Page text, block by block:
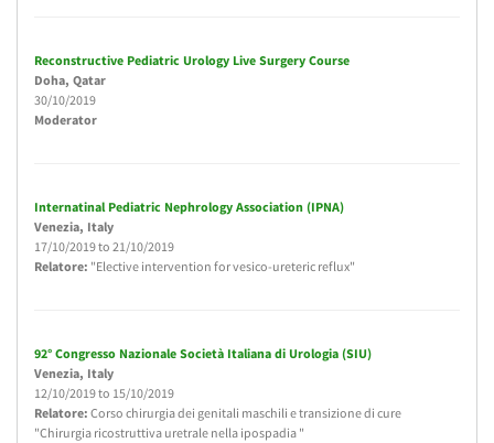
Reconstructive Pediatric Urology Live Surgery Course
Doha, Qatar
30/10/2019
Moderator
Internatinal Pediatric Nephrology Association (IPNA)
Venezia, Italy
17/10/2019to 21/10/2019
Relatore: "Elective intervention for vesico-ureteric reflux"
92° Congresso Nazionale Società Italiana di Urologia (SIU)
Venezia, Italy
12/10/2019to 15/10/2019
Relatore: Corso chirurgia dei genitali maschili e transizione di cure
"Chirurgia ricostruttiva uretrale nella ipospadia "